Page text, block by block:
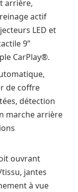
arrière,
actif
LED et
9’’
CarPlay®.
de coffre
détection
marche arrière
ouvrant
jantes
à vue